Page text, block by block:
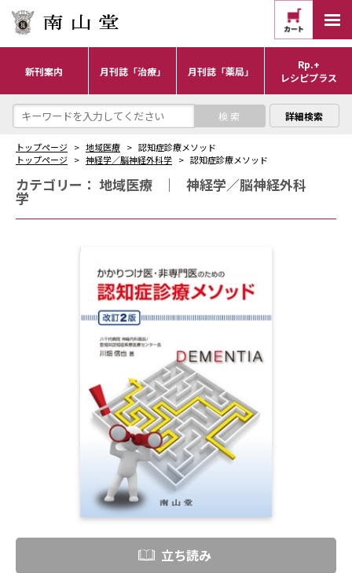
新刊案内 月刊誌「治療」 月刊誌「薬局」
Rp.+
レシピプラス
詳細検索
トップページ 地域医療
認知症診療メソッド
トップページ
神経学／脳神経外科学 認知症診療メソッド
カテゴリー： 地域医療 ｜ 神経学／脳神経外科
学
立ち読み